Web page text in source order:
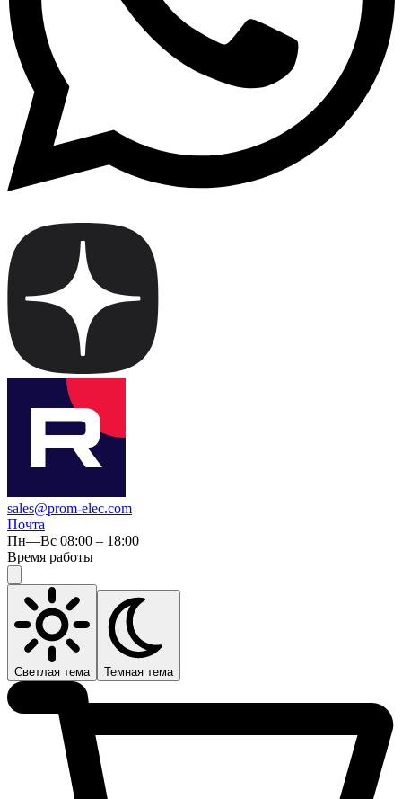
sales@prom-elec.com
Почта
Пн—Вс 08:00 – 18:00
Время работы
Светлая тема Темная тема